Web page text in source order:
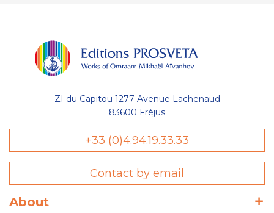
ZI du Capitou 1277 Avenue Lachenaud
83600 Fréjus
+33 (0)4.94.19.33.33
Contact by email
About